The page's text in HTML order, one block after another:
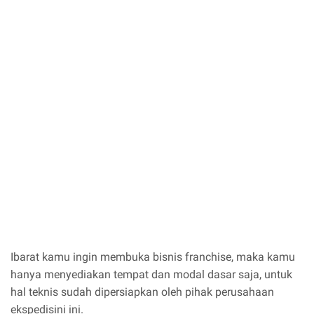
Ibarat kamu ingin membuka bisnis franchise, maka kamu
hanya menyediakan tempat dan modal dasar saja, untuk
hal teknis sudah dipersiapkan oleh pihak perusahaan
ekspedisini ini.